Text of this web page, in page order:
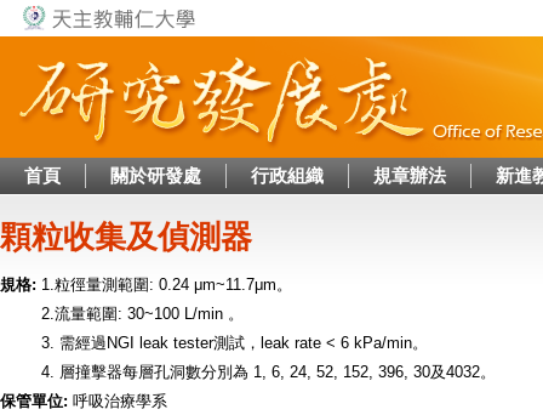
首頁 關於研發處 行政組織 規章辦法 新進
顆粒收集及偵測器
規格: 1.粒徑量測範圍: 0.24 μm~11.7μm。
2.流量範圍: 30~100 L/min 。
3. 需經過NGI leak tester測試，leak rate < 6 kPa/min。
4. 層撞擊器每層孔洞數分別為 1, 6, 24, 52, 152, 396, 30及4032。
保管單位: 呼吸治療學系